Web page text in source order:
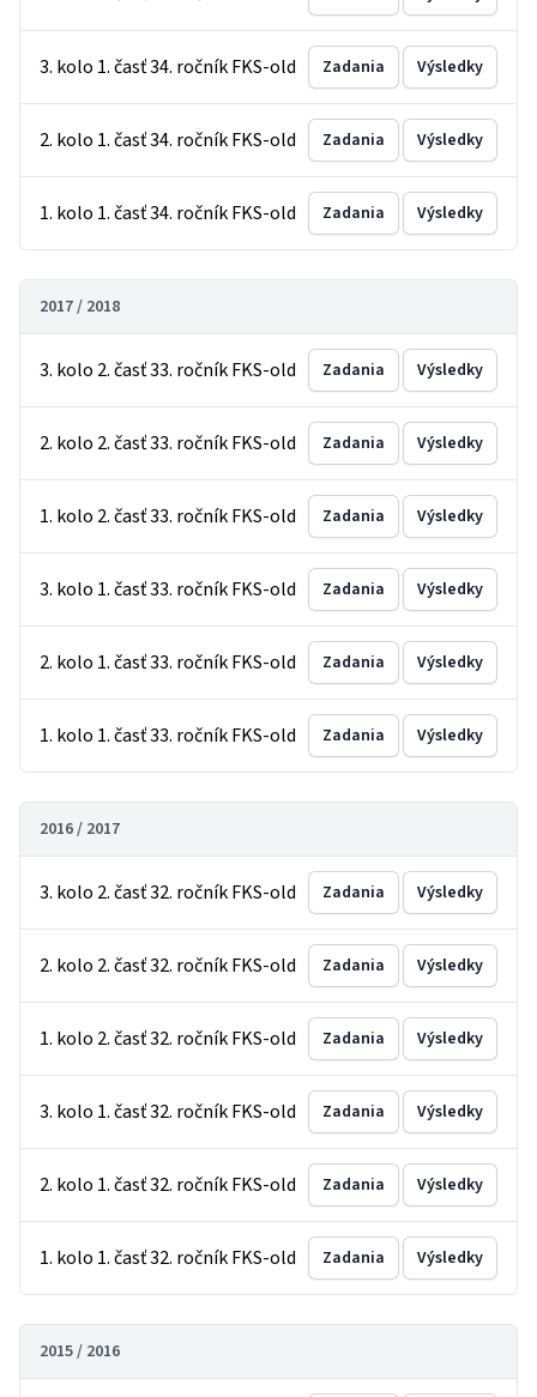
3. kolo 1. časť 34. ročník FKS-old Zadania Výsledky
2. kolo 1. časť 34. ročník FKS-old Zadania Výsledky
1. kolo 1. časť 34. ročník FKS-old Zadania Výsledky
2017 / 2018
3. kolo 2. časť 33. ročník FKS-old Zadania Výsledky
2. kolo 2. časť 33. ročník FKS-old Zadania Výsledky
1. kolo 2. časť 33. ročník FKS-old Zadania Výsledky
3. kolo 1. časť 33. ročník FKS-old Zadania Výsledky
2. kolo 1. časť 33. ročník FKS-old Zadania Výsledky
1. kolo 1. časť 33. ročník FKS-old Zadania Výsledky
2016 / 2017
3. kolo 2. časť 32. ročník FKS-old Zadania Výsledky
2. kolo 2. časť 32. ročník FKS-old Zadania Výsledky
1. kolo 2. časť 32. ročník FKS-old Zadania Výsledky
3. kolo 1. časť 32. ročník FKS-old Zadania Výsledky
2. kolo 1. časť 32. ročník FKS-old Zadania Výsledky
1. kolo 1. časť 32. ročník FKS-old Zadania Výsledky
2015 / 2016